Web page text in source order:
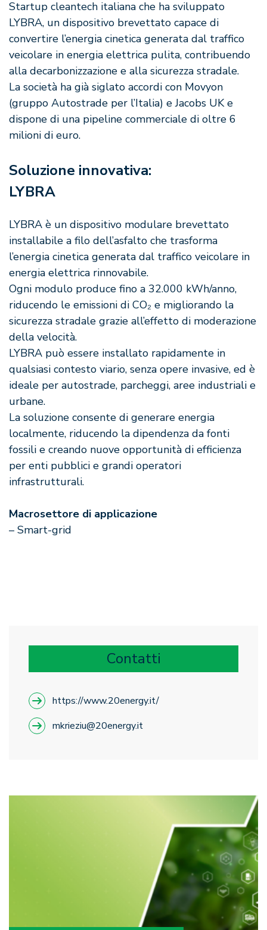
Startup cleantech italiana che ha sviluppato
LYBRA, un dispositivo brevettato capace di
convertire l’energia cinetica generata dal traffico
veicolare in energia elettrica pulita, contribuendo
alla decarbonizzazione e alla sicurezza stradale.
La società ha già siglato accordi con Movyon
(gruppo Autostrade per l’Italia) e Jacobs UK e
dispone di una pipeline commerciale di oltre 6
milioni di euro.
Soluzione innovativa:
LYBRA
LYBRA è un dispositivo modulare brevettato
installabile a filo dell’asfalto che trasforma
l’energia cinetica generata dal traffico veicolare in
energia elettrica rinnovabile.
Ogni modulo produce fino a 32.000 kWh/anno,
riducendo le emissioni di CO₂ e migliorando la
sicurezza stradale grazie all’effetto di moderazione
della velocità.
LYBRA può essere installato rapidamente in
qualsiasi contesto viario, senza opere invasive, ed è
ideale per autostrade, parcheggi, aree industriali e
urbane.
La soluzione consente di generare energia
localmente, riducendo la dipendenza da fonti
fossili e creando nuove opportunità di efficienza
per enti pubblici e grandi operatori
infrastrutturali.
Macrosettore di applicazione
– Smart-grid
Contatti
https://www.20energy.it/
mkrieziu@20energy.it